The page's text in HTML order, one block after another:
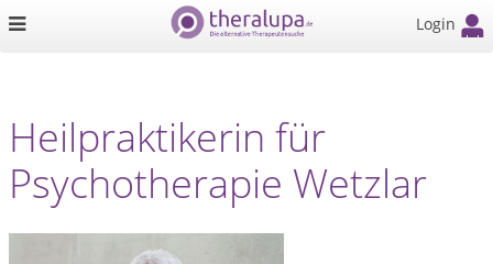
Login
Heilpraktikerin für
Psychotherapie Wetzlar